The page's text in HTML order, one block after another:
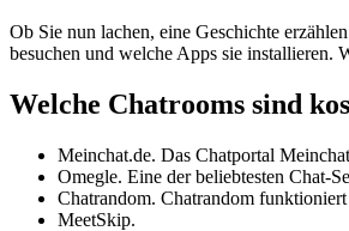
Ob Sie nun lachen, eine Geschichte
besuchen und welche Apps sie installieren.
Welche Chatrooms sind
Meinchat.de. Das Chatportal
Omegle. Eine der beliebtesten Chat-
Chatrandom. Chatrandom
MeetSkip.